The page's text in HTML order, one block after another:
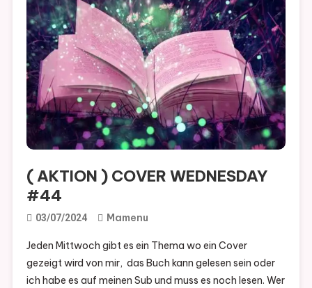
( AKTION ) COVER WEDNESDAY
#44
03/07/2024 Mamenu
Jeden Mittwoch gibt es ein Thema wo ein Cover
gezeigt wird von mir, das Buch kann gelesen sein oder
ich habe es auf meinen Sub und muss es noch lesen. Wer